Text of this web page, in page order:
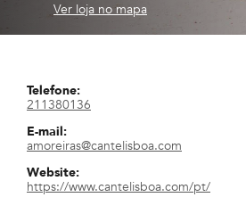
Ver loja no mapa
Telefone:
211380136
E-mail:
amoreiras@cantelisboa.com
Website:
https://www.cantelisboa.com/pt/